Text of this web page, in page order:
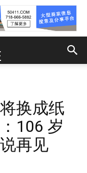
换成纸
106 岁
再见